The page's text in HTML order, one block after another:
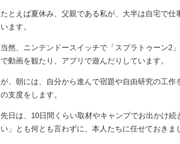
たとえば夏休み、父親である私が、大半は自宅で
います。
当然、ニンテンドースイッチで「スプラトゥーン2
で動画を観たり、アプリで遊んだりしています。
が、朝には、自分から進んで宿題や自由研究の工
の支度をします。
先日は、10日間くらい取材やキャンプでお出かけ
い」とも何とも言わずに、本人たちに任せておきま